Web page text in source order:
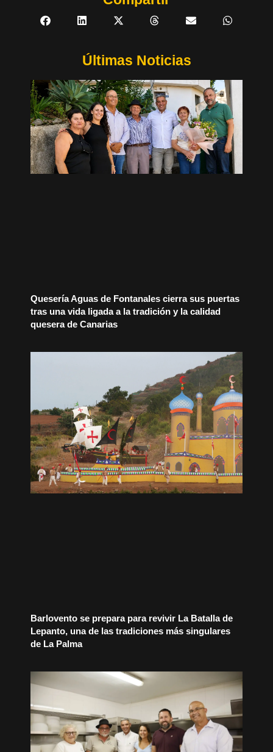
Últimas Noticias
Quesería Aguas de Fontanales cierra sus puertas
tras una vida ligada a la tradición y la calidad
quesera de Canarias
Barlovento se prepara para revivir La Batalla de
Lepanto, una de las tradiciones más singulares
de La Palma